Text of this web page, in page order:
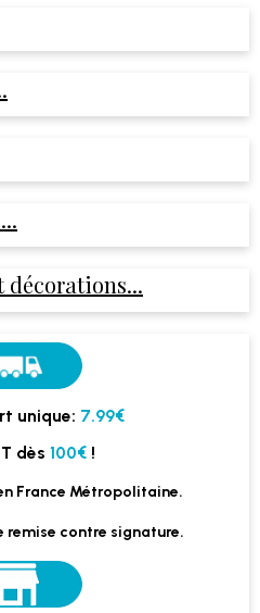
décorations...
unique: 7.99€
dès 100€ !
France Métropolitaine.
contre signature.